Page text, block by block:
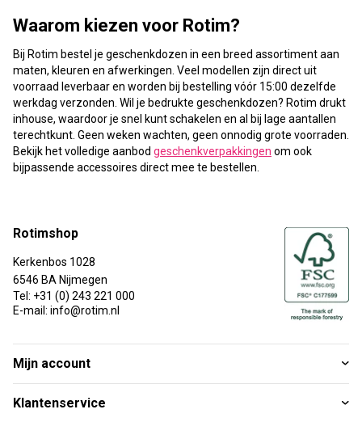
Waarom kiezen voor Rotim?
Bij Rotim bestel je geschenkdozen in een breed assortiment aan
maten, kleuren en afwerkingen. Veel modellen zijn direct uit
voorraad leverbaar en worden bij bestelling vóór 15:00 dezelfde
werkdag verzonden. Wil je bedrukte geschenkdozen? Rotim drukt
inhouse, waardoor je snel kunt schakelen en al bij lage aantallen
terechtkunt. Geen weken wachten, geen onnodig grote voorraden.
Bekijk het volledige aanbod geschenkverpakkingen om ook
bijpassende accessoires direct mee te bestellen.
Rotimshop
Kerkenbos 1028
6546 BA Nijmegen
Tel: +31 (0) 243 221 000
E-mail: info@rotim.nl
Mijn account
Klantenservice